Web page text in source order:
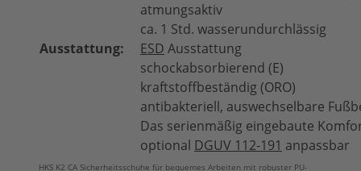
Ausstattung:
atmungsaktiv
ca. 1 Std. wasserundurchlässig
ESD Ausstattung
schockabsorbierend (E)
kraftstoffbeständig (ORO)
antibakteriell, auswechselbare
Das serienmäßig eingebaute
optional DGUV 112-191 anpassbar
HKS K2 CA Sicherheitsschuhe für bequemes Arbeiten mit robuster PU-